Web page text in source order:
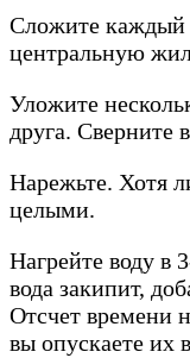
Сложите каждый
центральную
Уложите
друга. Сверните
Нарежьте. Хотя
целыми.
Нагрейте воду в
вода закипит,
Отсчет времени
вы опускаете их